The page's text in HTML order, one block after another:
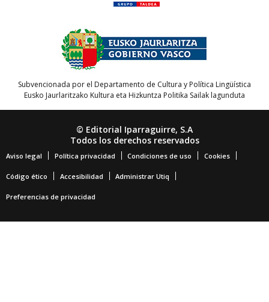
Subvencionada por el Departamento de Cultura y Política Lingüística
Eusko Jaurlaritzako Kultura eta Hizkuntza Politika Sailak lagunduta
© Editorial Iparraguirre, S.A
Todos los derechos reservados
Aviso legal Política privacidad Condiciones de uso Cookies
Código ético Accesibilidad Administrar Utiq
Preferencias de privacidad